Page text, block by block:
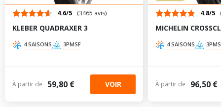
4.6/5 (3465 avis)
KLEBER QUADRAXER 3
4 SAISONS 3PMSF
À partir de 59,80 € VOIR
4.8/5
MICHELIN
4 SAISONS
À partir de 96,50 €